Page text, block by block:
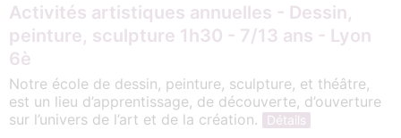
Activités artistiques annuelles - Dessin,
peinture, sculpture 1h30 - 7/13 ans - Lyon
6è
Notre école de dessin, peinture, sculpture, et théâtre,
est un lieu d’apprentissage, de découverte, d’ouverture
sur l’univers de l’art et de la création.
Détails